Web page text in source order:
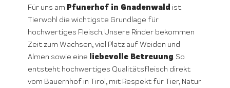
Für uns am Pfunerhof in Gnadenwald ist
Tierwohl die wichtigste Grundlage für
hochwertiges Fleisch. Unsere Rinder bekommen
Zeit zum Wachsen, viel Platz auf Weiden und
Almen sowie eine liebevolle Betreuung. So
entsteht hochwertiges Qualitätsfleisch direkt
vom Bauernhof in Tirol, mit Respekt für Tier, Natur